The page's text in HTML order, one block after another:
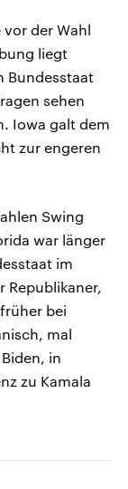
der Wahl
liegt
Bundesstaat
sehen
Iowa galt dem
zur engeren
Swing
war länger
im
Republikaner,
bei
mal
in
zu Kamala